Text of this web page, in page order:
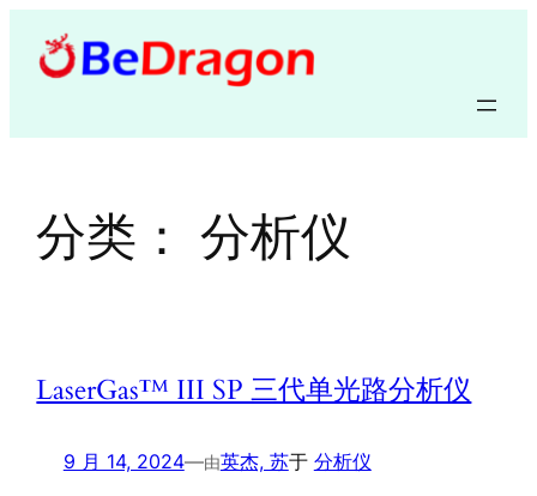
分类：分析仪
LaserGas™ III SP 三代单光路分析仪
9 月 14, 2024—由英杰, 苏于 分析仪